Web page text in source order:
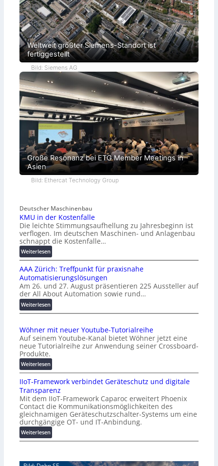
Weltweit größter Siemens-Standort ist
fertiggestellt
Bild: Siemens AG
Große Resonanz bei ETG Member Meetings in
Asien
Bild: Ethercat Technology Group
Deutscher Maschinenbau
KMU in der Kostenfalle
Die leichte Stimmungsaufhellung zu Jahresbeginn ist
verflogen. Im deutschen Maschinen- und Anlagenbau
schnappt die Kostenfalle…
Weiterlesen:
K
M
U
i
n
d
e
K
o
s
e
n
f
a
l
l
e
AAA Zürich: Treffpunkt für praxisnahe
Automatisierungslösungen
Am 26. und 27. August präsentieren 225 Aussteller auf
der All About Automation sowie rund…
Weiterlesen:
A
A
Z
ü
i
c
h
:
T
r
e
f
f
p
n
Wöhner mit neuer Youtube-Tutorialreihe
Auf seinem Youtube-Kanal bietet Wöhner jetzt eine
neue Tutorialreihe zur Anwendung seiner Crossboard-
Produkte.
Weiterlesen:
W
ö
h
n
e
r
m
i
t
e
IIoT-Framework verbindet Geräteschutz und digitale
Transparenz
Mit dem IIoT-Framework Caparoc erweitert Phoenix
Contact die Kommunikationsmöglichkeiten des
gleichnamigen Geräteschutzschalter-Systems um eine
durchgängige OT- und IT-Anbindung.
Weiterlesen:
I